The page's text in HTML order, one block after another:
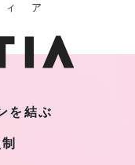
ア
を結ぶ